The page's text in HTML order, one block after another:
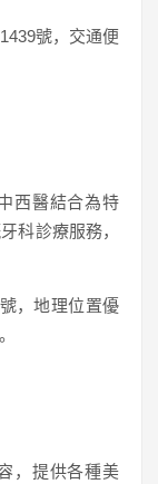
號，交通便
西醫結合為特
科診療服務，
，地理位置優
，提供各種美